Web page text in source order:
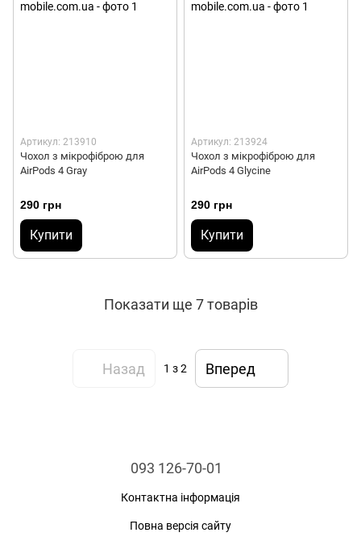
Артикул: 213910
Чохол з мікрофіброю для
AirPods 4 Gray
290 грн
Купити
Артикул: 213924
Чохол з мікрофіброю для
AirPods 4 Glycine
290 грн
Купити
Показати ще 7 товарів
Назад 1 з 2 Вперед
093 126-70-01
Контактна інформація
Повна версія сайту